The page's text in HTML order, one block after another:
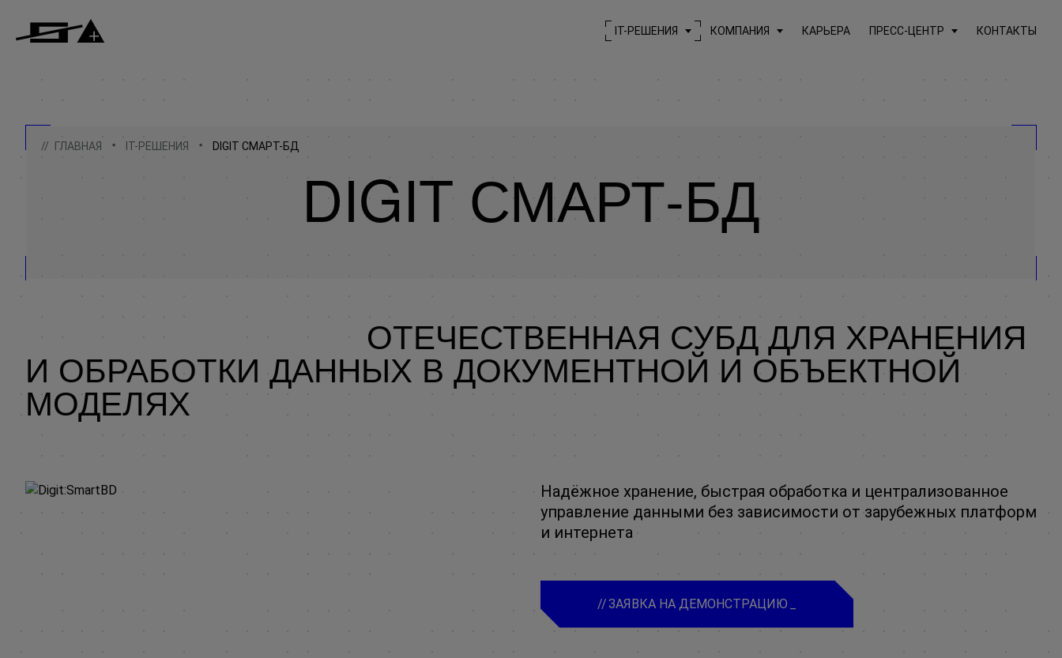
IT-РЕШЕНИЯ КОМПАНИЯ КАРЬЕРА ПРЕСС-ЦЕНТР КОНТАКТЫ
ГЛАВНАЯ IT-РЕШЕНИЯ DIGIT СМАРТ-БД
DIGIT СМАРТ-БД
ОТЕЧЕСТВЕННАЯ СУБД ДЛЯ ХРАНЕНИЯ
И ОБРАБОТКИ ДАННЫХ В ДОКУМЕНТНОЙ И ОБЪЕКТНОЙ
МОДЕЛЯХ
Надёжное хранение, быстрая обработка и централизованное
управление данными без зависимости от зарубежных платформ
и интернета
ЗАЯВКА НА ДЕМОНСТРАЦИЮ